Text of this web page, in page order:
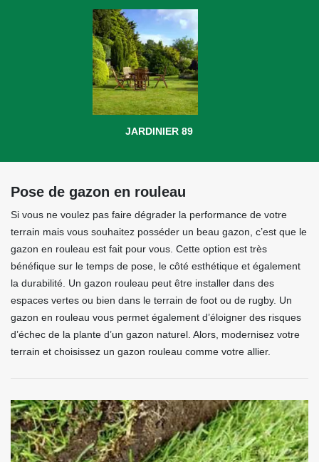
JARDINIER 89
Pose de gazon en rouleau
Si vous ne voulez pas faire dégrader la performance de votre
terrain mais vous souhaitez posséder un beau gazon, c’est que le
gazon en rouleau est fait pour vous. Cette option est très
bénéfique sur le temps de pose, le côté esthétique et également
la durabilité. Un gazon rouleau peut être installer dans des
espaces vertes ou bien dans le terrain de foot ou de rugby. Un
gazon en rouleau vous permet également d’éloigner des risques
d’échec de la plante d’un gazon naturel. Alors, modernisez votre
terrain et choisissez un gazon rouleau comme votre allier.